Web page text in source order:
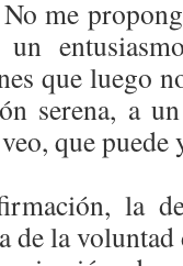
me
un
que luego
serena, a
que puede
la
de la